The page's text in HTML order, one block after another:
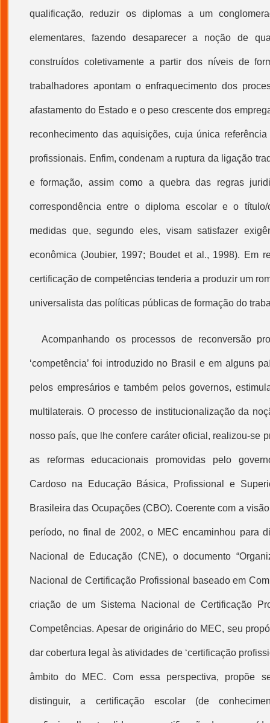
qualificação, reduzir os diplomas a um
elementares, fazendo desaparecer a noção de
construídos coletivamente a partir dos níveis de
trabalhadores apontam o enfraquecimento dos
afastamento do Estado e o peso crescente dos
reconhecimento das aquisições, cuja única
profissionais. Enfim, condenam a ruptura da ligação
e formação, assim como a quebra das regras
correspondência entre o diploma escolar e o título/
medidas que, segundo eles, visam satisfazer
econômica (Joubier, 1997; Boudet et al., 1998). Em
certificação de competênciastenderia a produzir um
universalista das políticas públicas de formação do
Acompanhando os processos de reconversão
‘competência’ foi introduzido no Brasil e em alguns
pelos empresários e também pelos governos,
multilaterais. O processo de institucionalização da
nosso país, que lhe confere caráter oficial, realizou-se
as reformas educacionais promovidas pelo
Cardoso na Educação Básica, Profissional e
Brasileira das Ocupações (CBO). Coerente com a
período, no final de 2002, o MEC encaminhou para
Nacional de Educação (CNE), o documento
Nacional de Certificação Profissional baseado em
criação de um Sistema Nacional de Certificação
Competências. Apesar de originário do MEC, seu
dar cobertura legal às atividades de ‘certificação
âmbito do MEC. Com essa perspectiva, propõe
distinguir, a certificação escolar (de